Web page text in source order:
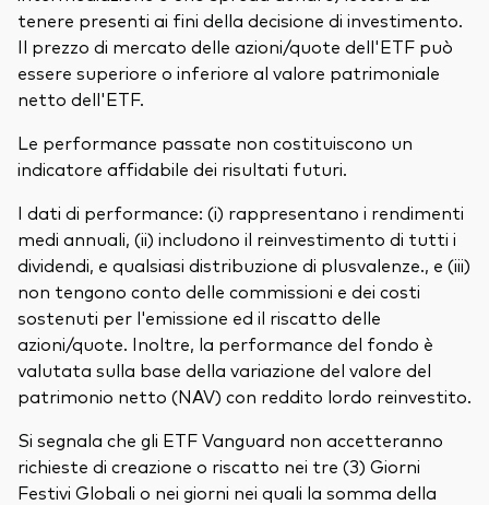
tenere presenti ai fini della decisione di investimento.
Il prezzo di mercato delle azioni/quote dell'ETF può
essere superiore o inferiore al valore patrimoniale
netto dell'ETF.
Le performance passate non costituiscono un
indicatore affidabile dei risultati futuri.
I dati di performance: (i) rappresentano i rendimenti
medi annuali, (ii) includono il reinvestimento di tutti i
dividendi, e qualsiasi distribuzione di plusvalenze., e (iii)
non tengono conto delle commissioni e dei costi
sostenuti per l'emissione ed il riscatto delle
azioni/quote. Inoltre, la performance del fondo è
valutata sulla base della variazione del valore del
patrimonio netto (NAV) con reddito lordo reinvestito.
Si segnala che gli ETF Vanguard non accetteranno
richieste di creazione o riscatto nei tre (3) Giorni
Festivi Globali o nei giorni nei quali la somma della